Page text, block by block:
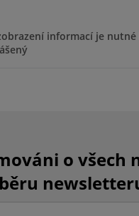
informací je
o všech